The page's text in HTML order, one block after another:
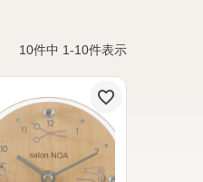
10件中 1-10件表示